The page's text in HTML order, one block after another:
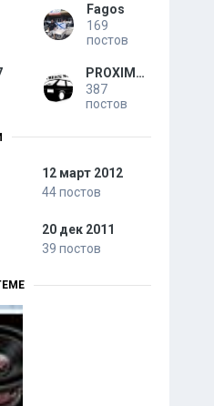
Fagos
169
постов
PROXIMUS
387
постов
12 март 2012
44 постов
20 дек 2011
39 постов